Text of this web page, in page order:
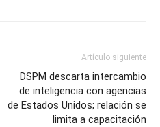
Artículo siguiente
DSPM descarta intercambio
de inteligencia con agencias
de Estados Unidos; relación se
limita a capacitación